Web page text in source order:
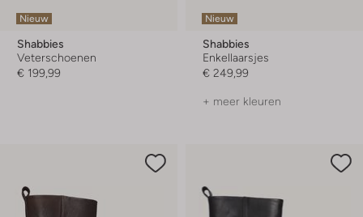
Nieuw
Shabbies
Veterschoenen
€ 199,99
Nieuw
Shabbies
Enkellaarsjes
€ 249,99
+ meer kleuren